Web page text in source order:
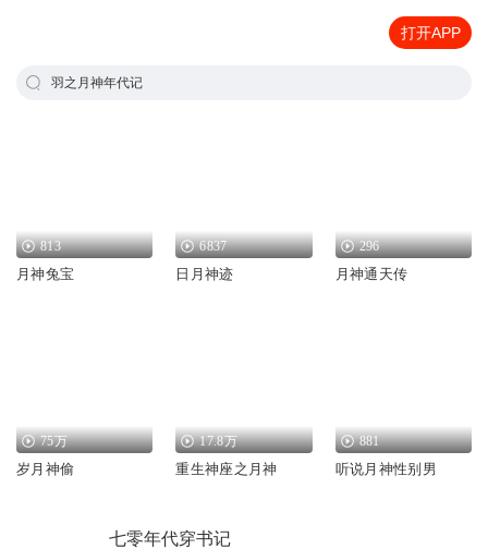
打开APP
羽之月神年代记
813
月神兔宝
6837
日月神迹
296
月神通天传
75万
岁月神偷
17.8万
重生神座之月神
881
听说月神性别男
七零年代穿书记